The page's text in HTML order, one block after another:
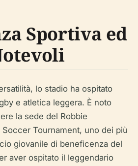
Sportiva ed
lo stadio ha ospitato
e atletica leggera. È noto
la sede del Robbie
Soccer Tournament, uno dei più
giovanile di beneficenza del
aver ospitato il leggendario